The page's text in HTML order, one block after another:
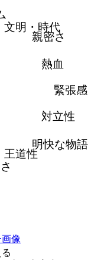
文明・時代
親密さ
熱血
緊張感
対立性
明快な物語
王道性